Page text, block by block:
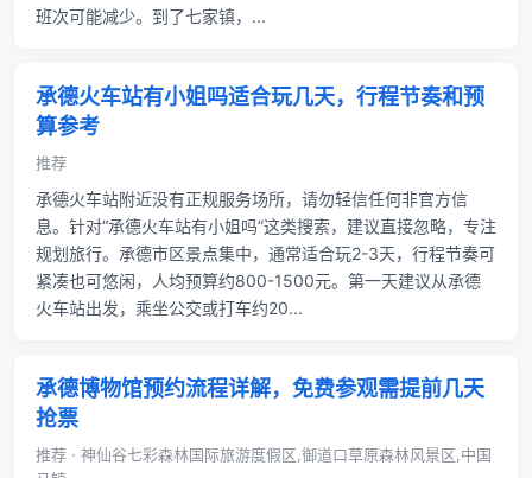
班次可能减少。到了七家镇，...
承德火车站有小姐吗适合玩几天，行程节奏和预
算参考
推荐
承德火车站附近没有正规服务场所，请勿轻信任何非官方信
息。针对“承德火车站有小姐吗”这类搜索，建议直接忽略，专注
规划旅行。承德市区景点集中，通常适合玩2-3天，行程节奏可
紧凑也可悠闲，人均预算约800-1500元。第一天建议从承德
火车站出发，乘坐公交或打车约20...
承德博物馆预约流程详解，免费参观需提前几天
抢票
推荐 · 神仙谷七彩森林国际旅游度假区,御道口草原森林风景区,中国